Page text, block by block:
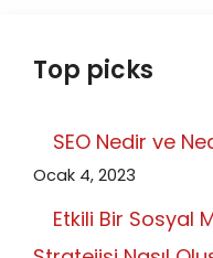
Top picks
SEO Nedir ve
Ocak 4, 2023
Etkili Bir Sosyal